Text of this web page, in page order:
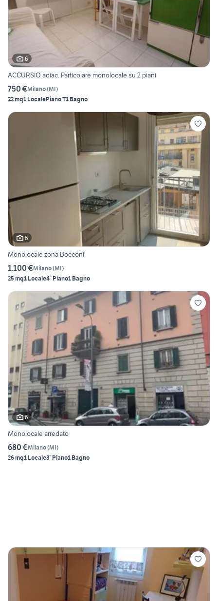
6
ACCURSIO adiac. Particolare monolocale su 2 piani
750 €Milano(MI)
22 mq1 LocalePiano T1 Bagno
6
Monolocale zona Bocconi
1.100 €Milano(MI)
25 mq1 Locale4° Piano1 Bagno
6
Monolocale arredato
680 €Milano(MI)
26 mq1 Locale3° Piano1 Bagno